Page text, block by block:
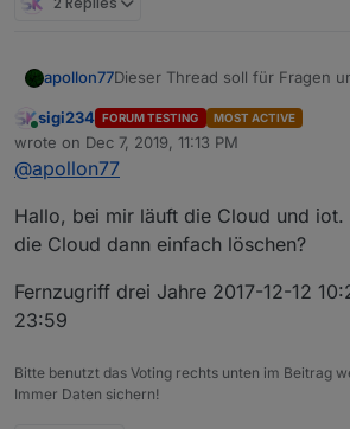
apollon77Dieser Thread soll für Fragen
Bitte nutzt ihn themenspezifisch.
Für generelle Fragen zu iot und
https://forum.iobroker.net/
pro-cloud-assistenten-service-
Nach der Umstellung und
für Fernzugriff nicht mehr
zum Cloud Server aufbaut und
verbraucht!
Online
sigi234 FORUM TESTING MOST ACTIVE
wrote on Dec 7, 2019, 11:13 PM
last edited by
@apollon77
Hallo, bei mir läuft die Cloud und iot.
die Cloud dann einfach löschen?
Fernzugriff drei Jahre 2017-12-12
23:59
Bitte benutzt das Voting rechts unten im Beitrag
Immer Daten sichern!